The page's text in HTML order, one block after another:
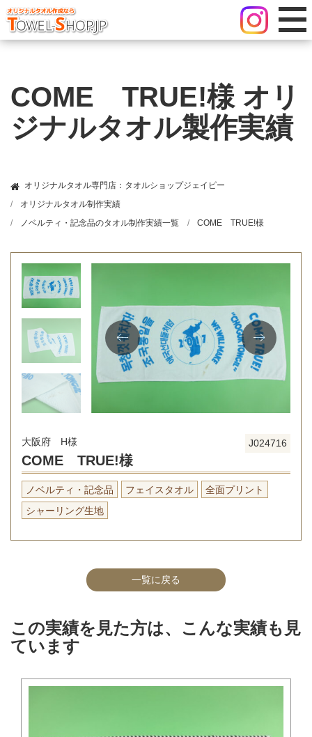
COME TRUE!様 オリ
ジナルタオル製作実績
オリジナルタオル専門店：タオルショップジェイピー
オリジナルタオル制作実績
ノベルティ・記念品のタオル制作実績一覧
COME TRUE!様
J024716
大阪府 H様
COME TRUE!様
ノベルティ・記念品 フェイスタオル
全面プリント
シャーリング生地
一覧に戻る
この実績を見た方は、こんな実績も見
ています